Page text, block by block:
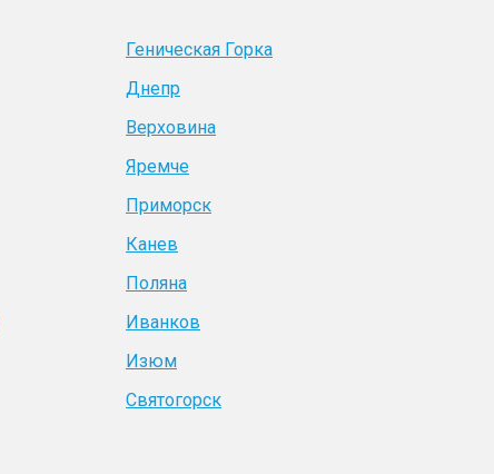
Геническая Горка
Днепр
Верховина
Яремче
Приморск
Канев
Поляна
Иванков
Изюм
Святогорск